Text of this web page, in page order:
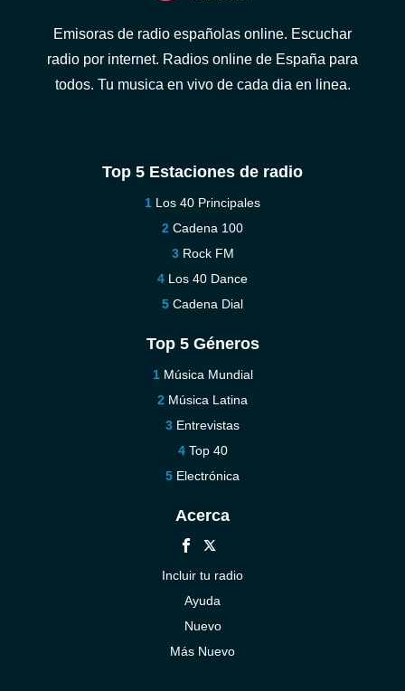
Emisoras de radio españolas online. Escuchar
radio por internet. Radios online de España para
todos. Tu musica en vivo de cada dia en linea.
Top 5 Estaciones de radio
Los 40 Principales
Cadena 100
Rock FM
Los 40 Dance
Cadena Dial
Top 5 Géneros
Música Mundial
Música Latina
Entrevistas
Top 40
Electrónica
Acerca
Incluir tu radio
Ayuda
Nuevo
Más Nuevo